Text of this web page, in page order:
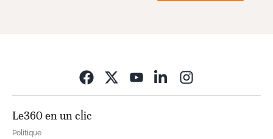
Le360 en un clic
Politique